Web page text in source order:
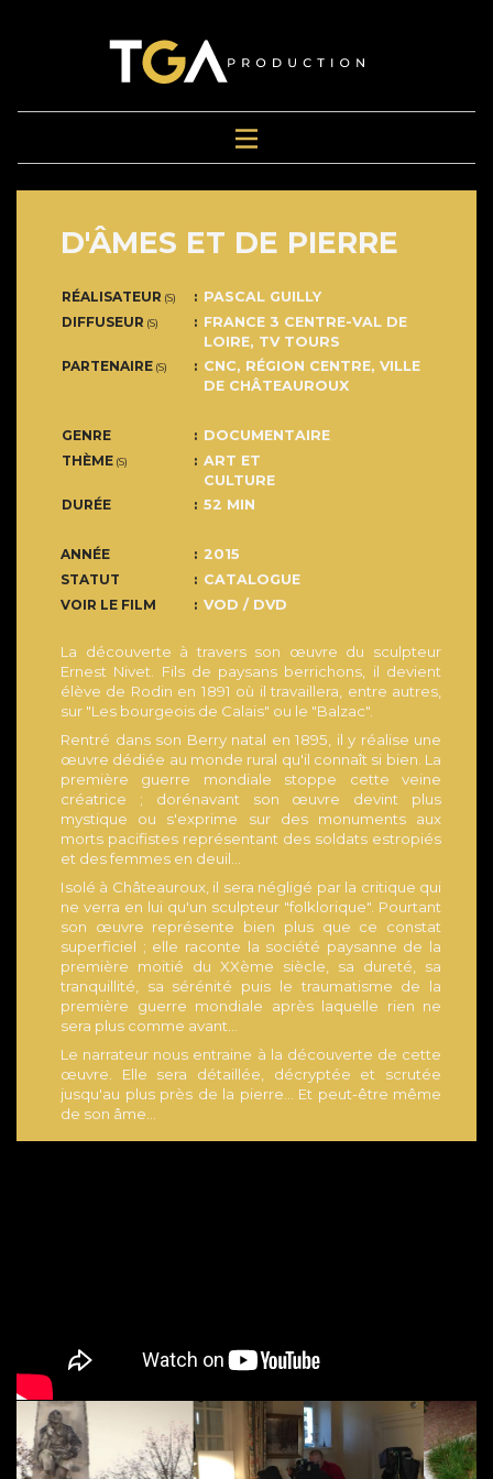
D'ÂMES ET DE PIERRE
RÉALISATEUR (S)
PASCAL GUILLY
DIFFUSEUR (S)
FRANCE 3 CENTRE-VAL DE
LOIRE, TV TOURS
PARTENAIRE (S)
CNC, RÉGION CENTRE, VILLE
DE CHÂTEAUROUX
GENRE
DOCUMENTAIRE
THÈME (S)
ART ET
CULTURE
DURÉE
52 MIN
ANNÉE
2015
STATUT
CATALOGUE
VOIR LE FILM
VOD / DVD
La découverte à travers son œuvre du sculpteur
Ernest Nivet. Fils de paysans berrichons, il devient
élève de Rodin en 1891 où il travaillera, entre autres,
sur "Les bourgeois de Calais" ou le "Balzac".
Rentré dans son Berry natal en 1895, il y réalise une
œuvre dédiée au monde rural qu'il connaît si bien. La
première guerre mondiale stoppe cette veine
créatrice ; dorénavant son œuvre devint plus
mystique ou s'exprime sur des monuments aux
morts pacifistes représentant des soldats estropiés
et des femmes en deuil...
Isolé à Châteauroux, il sera négligé par la critique qui
ne verra en lui qu'un sculpteur "folklorique". Pourtant
son œuvre représente bien plus que ce constat
superficiel ; elle raconte la société paysanne de la
première moitié du XXème siècle, sa dureté, sa
tranquillité, sa sérénité puis le traumatisme de la
première guerre mondiale après laquelle rien ne
sera plus comme avant...
Le narrateur nous entraine à la découverte de cette
œuvre. Elle sera détaillée, décryptée et scrutée
jusqu'au plus près de la pierre... Et peut-être même
de son âme...